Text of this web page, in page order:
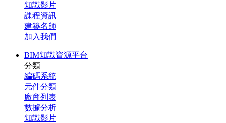
知識影片
課程資訊
建築名師
加入我們
BIM知識資源平台
分類
編碼系統
元件分類
廠商列表
數據分析
知識影片